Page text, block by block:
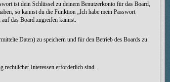
ist dein Schlüssel zu deinem Benutzerkonto für das Board,
so kannst du die Funktion „Ich habe mein Passwort
das Board zugreifen kannst.
Daten) zu speichern und für den Betrieb des Boards zu
rechtlicher Interessen erforderlich sind.